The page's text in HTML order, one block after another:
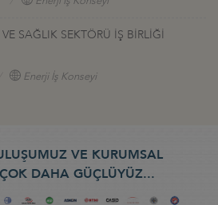
SAĞLIK SEKTÖRÜ İŞ BİRLİĞİ
Enerji İş Konseyi
VE KURUMSAL
DAHA GÜÇLÜYÜZ...